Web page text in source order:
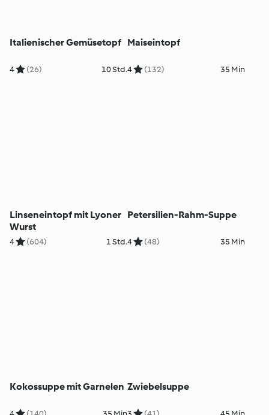
Italienischer Gemüsetopf
4 (26) 10 Std.
Maiseintopf
4 (132) 35 Min
Linseneintopf mit Lyoner
Wurst
4 (604) 1 Std.
Petersilien-Rahm-Suppe
4 (48) 35 Min
Kokossuppe mit Garnelen Zwiebelsuppe